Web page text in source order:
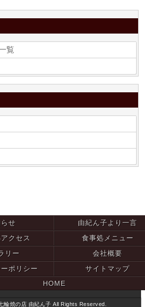
覧
せ
由紀ん子より一言
クセス
食事処メニュー
リー
会社概要
ポリシー
サイトマップ
HOME
輪焼の店 由紀ん子 All Rights Reserved.